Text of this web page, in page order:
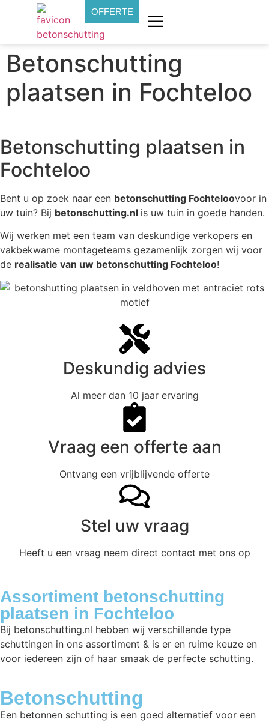
OFFERTE
Betonschutting
plaatsen in Fochteloo
Betonschutting plaatsen in
Fochteloo
Bent u op zoek naar een betonschutting Fochteloovoor in
uw tuin? Bij betonschutting.nl is uw tuin in goede handen.
Wij werken met een team van deskundige verkopers en
vakbekwame montageteams gezamenlijk zorgen wij voor
de realisatie van uw betonschutting Fochteloo!
Deskundig advies
Al meer dan 10 jaar ervaring
Vraag een offerte aan
Ontvang een vrijblijvende offerte
Stel uw vraag
Heeft u een vraag neem direct contact met ons op
Assortiment betonschutting
plaatsen in Fochteloo
Bij betonschutting.nl hebben wij verschillende type
schuttingen in ons assortiment & is er en ruime keuze en
voor iedereen zijn of haar smaak de perfecte schutting.
Betonschutting
Een betonnen schutting is een goed alternatief voor een